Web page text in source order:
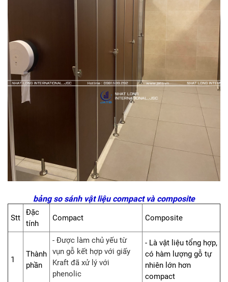
bảng so sánh vật liệu compact và composite
Stt
Đặc
tính
Compact Composite
1
Thành
phần
- Được làm chủ yếu từ
vụn gỗ kết hợp với giấy
Kraft đã xử lý với
phenolic
- Là vật liệu tổng hợp,
có hàm lượng gỗ tự
nhiên lớn hơn
compact